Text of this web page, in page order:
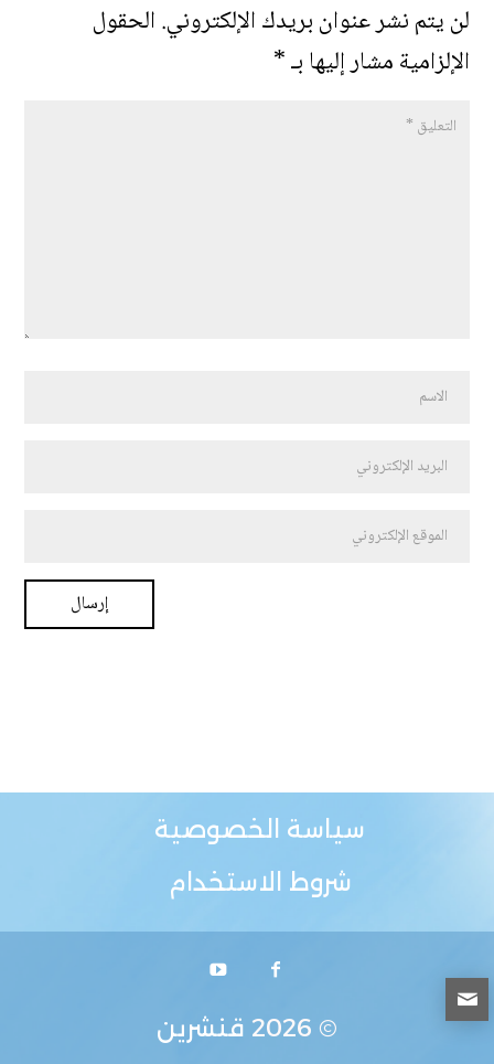
لن يتم نشر عنوان بريدك الإلكتروني.الحقول
الإلزامية مشار إليها بـ*
سياسة الخصوصية
شروط الاستخدام
© 2026 قنشرين